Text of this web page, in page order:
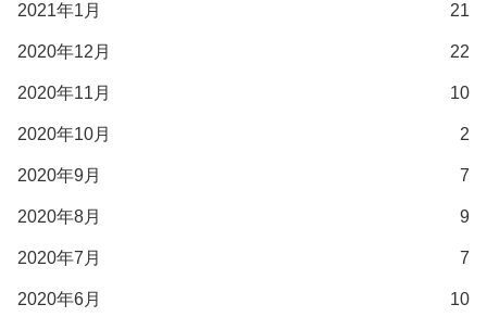
2021年1月 21
2020年12月 22
2020年11月 10
2020年10月 2
2020年9月 7
2020年8月 9
2020年7月 7
2020年6月 10